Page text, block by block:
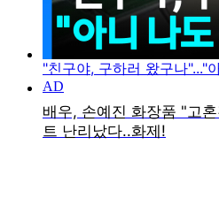
"친구야, 구하러 왔구나"..."